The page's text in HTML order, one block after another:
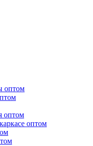
оптом
оптом
оптом